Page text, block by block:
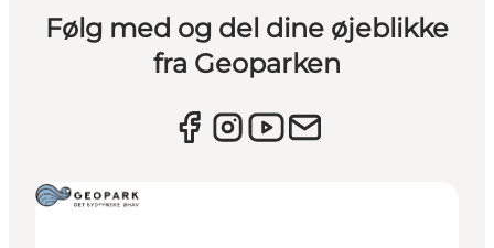
Følg med og del dine øjeblikke
fra Geoparken